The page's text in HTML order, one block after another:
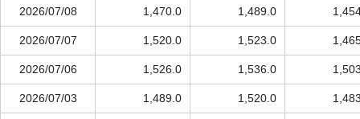
2026/07/08 1,470.0 1,489.0
2026/07/07 1,520.0 1,523.0
2026/07/06 1,526.0 1,536.0
2026/07/03 1,489.0 1,520.0